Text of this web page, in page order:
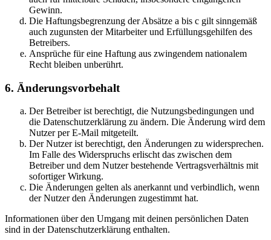
Gewinn.
Die Haftungsbegrenzung der Absätze a bis c gilt sinngemäß
auch zugunsten der Mitarbeiter und Erfüllungsgehilfen des
Betreibers.
Ansprüche für eine Haftung aus zwingendem nationalem
Recht bleiben unberührt.
6. Änderungsvorbehalt
Der Betreiber ist berechtigt, die Nutzungsbedingungen und
die Datenschutzerklärung zu ändern. Die Änderung wird dem
Nutzer per E-Mail mitgeteilt.
Der Nutzer ist berechtigt, den Änderungen zu widersprechen.
Im Falle des Widerspruchs erlischt das zwischen dem
Betreiber und dem Nutzer bestehende Vertragsverhältnis mit
sofortiger Wirkung.
Die Änderungen gelten als anerkannt und verbindlich, wenn
der Nutzer den Änderungen zugestimmt hat.
Informationen über den Umgang mit deinen persönlichen Daten
sind in der Datenschutzerklärung enthalten.